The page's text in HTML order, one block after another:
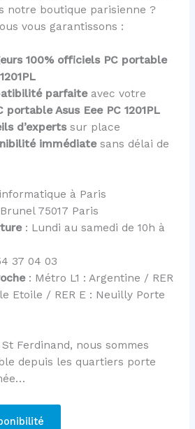
notre boutique parisienne ?
vous garantissons :
100% officiels PC portable
parfaiteavec votre
portable Asus Eee PC 1201PL
d’expertssur place
immédiatesans délai de
à Paris
75017 Paris
: Lundi au samedi de 10h à
37 04 03
: Métro L1 : Argentine / RER
Etoile / RER E : Neuilly Porte
Ferdinand, nous sommes
depuis les quartiers porte